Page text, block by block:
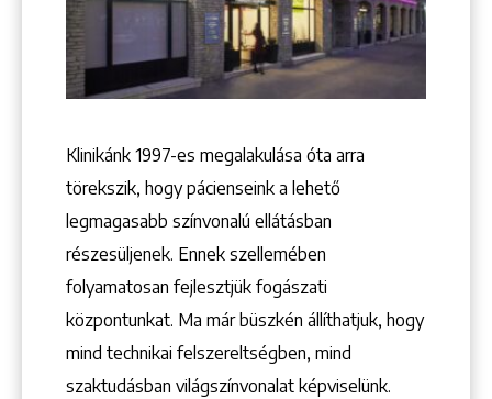
+36 1 222 7250
+36 1 222 9150
1148 Budapest, Örs vezér tere 2.
Klinikánk 1997-­es megalakulása óta arra
törekszik, hogy pácienseink a lehető
legmagasabb színvonalú ellátásban
részesüljenek. Ennek szellemében
folyamatosan fejlesztjük fogászati
központunkat. Ma már büszkén állíthatjuk, hogy
mind technikai felszereltségben, mind
szaktudásban világszínvonalat képviselünk.